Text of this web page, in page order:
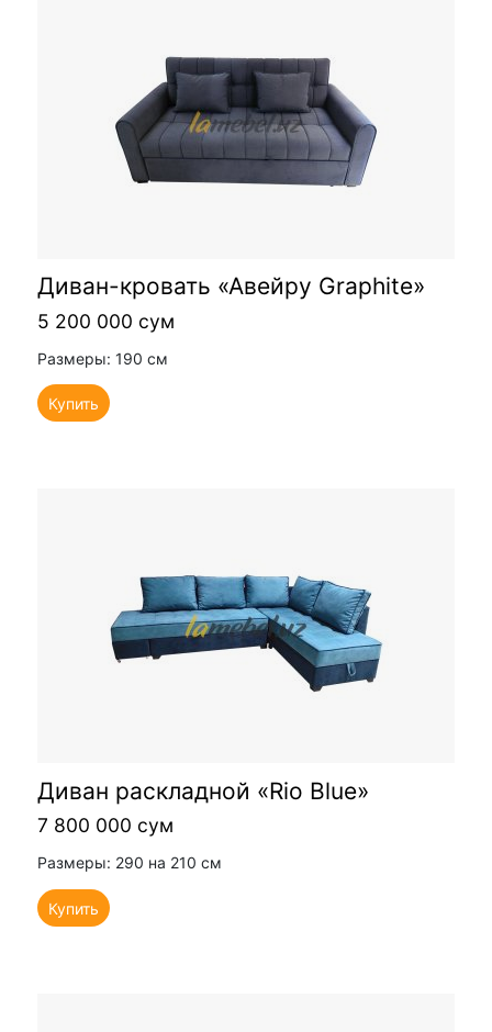
Диван-кровать «Авейру Graphite»
5 200 000 сум
Размеры: 190 см
Купить
Диван раскладной «Rio Blue»
7 800 000 сум
Размеры: 290 на 210 см
Купить